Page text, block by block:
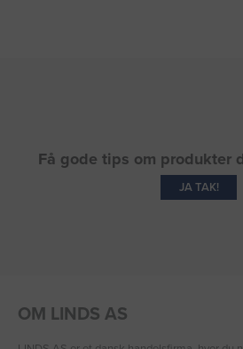
Få gode tips om produkter
JA TAK!
OM LINDS AS